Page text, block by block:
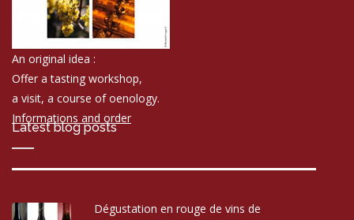
An original idea :
Offer a tasting workshop,
a visit, a course of oenology.
Informations and order
Latest blog posts
Dégustation en rouge de vins de